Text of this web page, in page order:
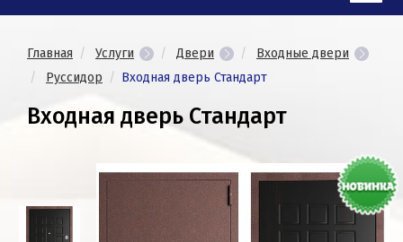
Главная Услуги Двери
Входные двери
Руссидор
Входная дверь Стандарт
Входная дверь Стандарт